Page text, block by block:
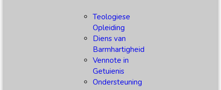
Teologiese
Opleiding
Diens van
Barmhartigheid
Vennote in
Getuienis
Ondersteuning